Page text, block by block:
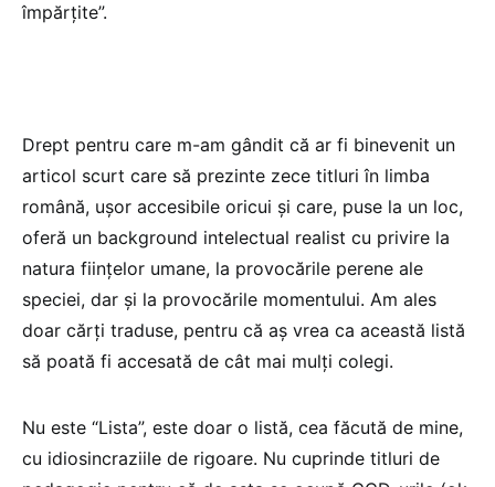
împărțite”.
Drept pentru care m-am gândit că ar fi binevenit un
articol scurt care să prezinte zece titluri în limba
română, ușor accesibile oricui și care, puse la un loc,
oferă un background intelectual realist cu privire la
natura ființelor umane, la provocările perene ale
speciei, dar și la provocările momentului. Am ales
doar cărți traduse, pentru că aș vrea ca această listă
să poată fi accesată de cât mai mulți colegi.
Nu este “Lista”, este doar o listă, cea făcută de mine,
cu idiosincraziile de rigoare. Nu cuprinde titluri de